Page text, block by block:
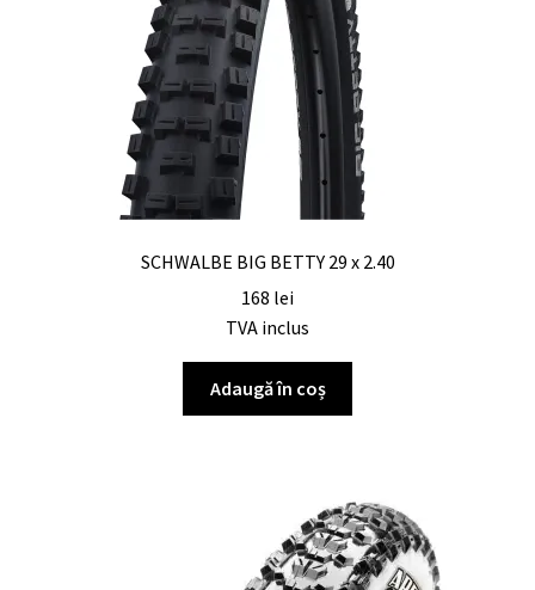
SCHWALBE BIG BETTY 29 x 2.40
168 lei
TVA inclus
Adaugă în coș